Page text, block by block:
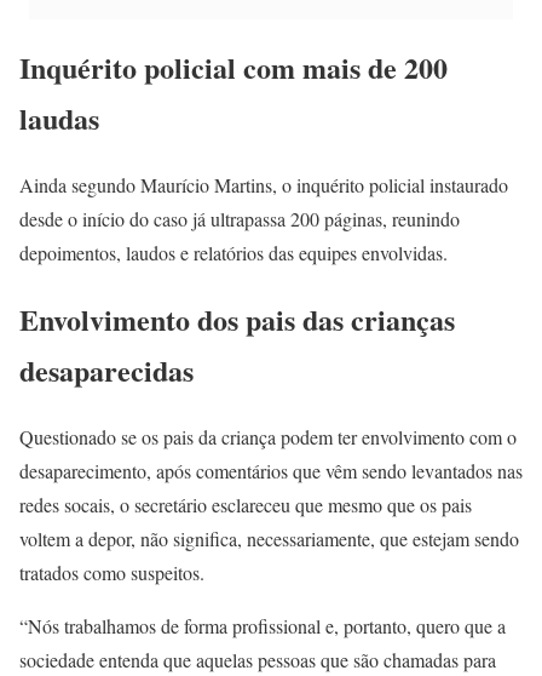
Inquérito policial com mais de 200
laudas
Ainda segundo Maurício Martins, o inquérito policial instaurado
desde o início do caso já ultrapassa 200 páginas, reunindo
depoimentos, laudos e relatórios das equipes envolvidas.
Envolvimento dos pais das crianças
desaparecidas
Questionado se os pais da criança podem ter envolvimento com o
desaparecimento, após comentários que vêm sendo levantados nas
redes socais, o secretário esclareceu que mesmo que os pais
voltem a depor, não significa, necessariamente, que estejam sendo
tratados como suspeitos.
“Nós trabalhamos de forma profissional e, portanto, quero que a
sociedade entenda que aquelas pessoas que são chamadas para